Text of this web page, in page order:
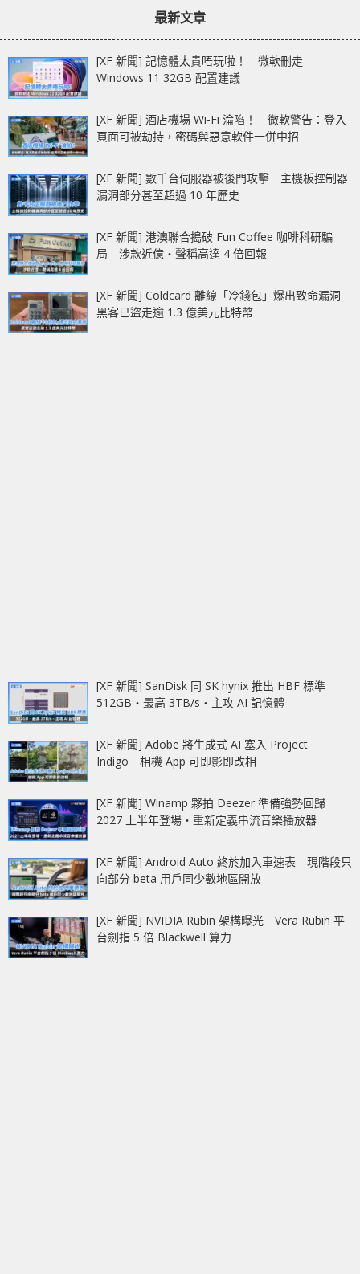
最新文章
[XF 新聞] 記憶體太貴唔玩啦！ 微軟刪走
Windows 11 32GB 配置建議
[XF 新聞] 酒店機場 Wi-Fi 淪陷！ 微軟警告：登入
頁面可被劫持，密碼與惡意軟件一併中招
[XF 新聞] 數千台伺服器被後門攻擊 主機板控制器
漏洞部分甚至超過 10 年歷史
[XF 新聞] 港澳聯合搗破 Fun Coffee 咖啡科研騙
局 涉款近億‧聲稱高達 4 倍回報
[XF 新聞] Coldcard 離線「冷錢包」爆出致命漏洞
黑客已盜走逾 1.3 億美元比特幣
[XF 新聞] SanDisk 同 SK hynix 推出 HBF 標準
512GB‧最高 3TB/s‧主攻 AI 記憶體
[XF 新聞] Adobe 將生成式 AI 塞入 Project
Indigo 相機 App 可即影即改相
[XF 新聞] Winamp 夥拍 Deezer 準備強勢回歸
2027 上半年登場‧重新定義串流音樂播放器
[XF 新聞] Android Auto 終於加入車速表 現階段只
向部分 beta 用戶同少數地區開放
[XF 新聞] NVIDIA Rubin 架構曝光 Vera Rubin 平
台劍指 5 倍 Blackwell 算力